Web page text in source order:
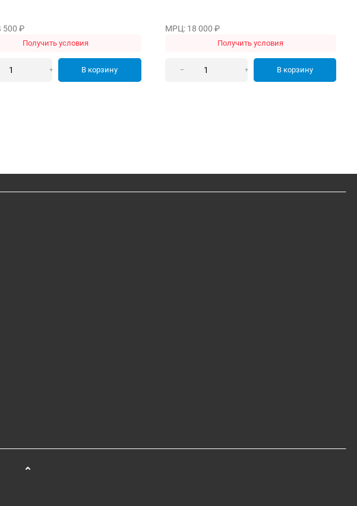
500 ₽
Получить условия
+ В корзину
МРЦ: 18 000 ₽
Получить условия
– + В корзину